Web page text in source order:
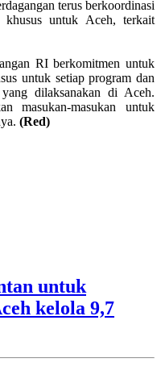
terus berkoordinasi
untuk Aceh, terkait
RI berkomitmen untuk
untuk setiap program dan
dilaksanakan di Aceh.
masukan-masukan untuk
(Red)
untuk
kelola 9,7